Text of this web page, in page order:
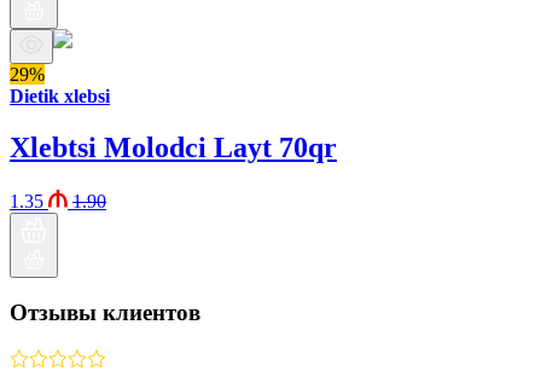
29%
Dietik xlebsi
Xlebtsi Molodci Layt 70qr
1.35 1.90
Отзывы клиентов